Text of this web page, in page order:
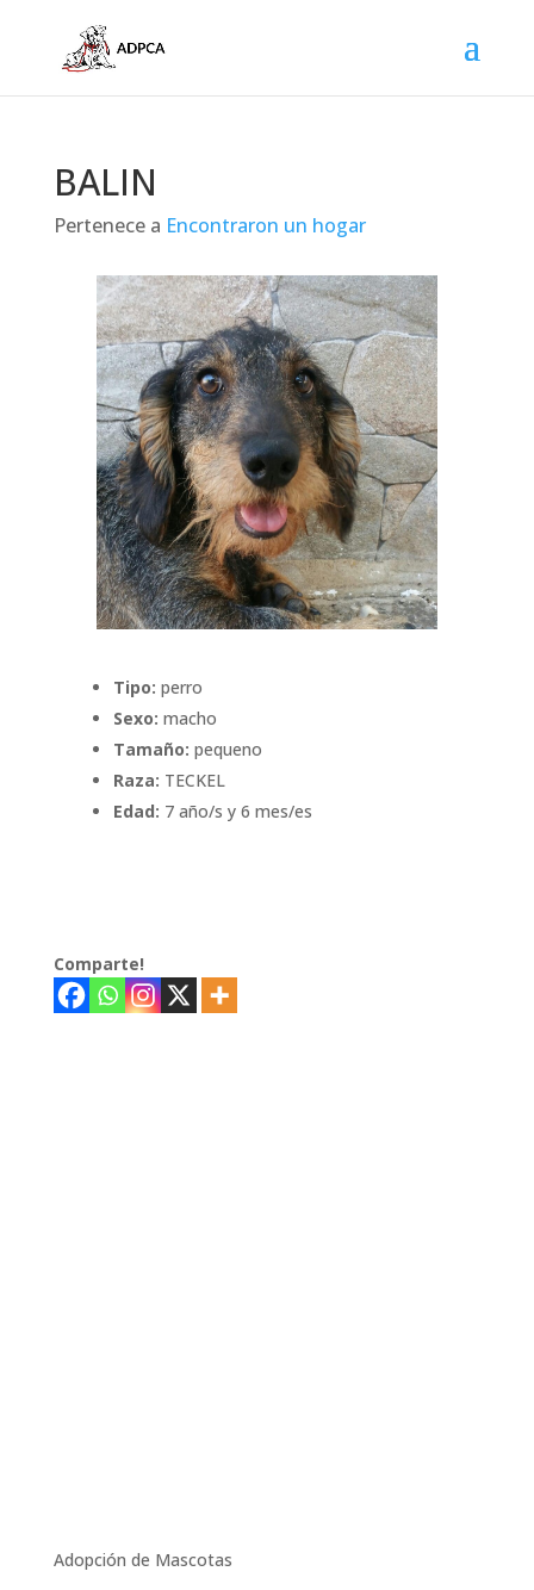
BALIN
Pertenece a Encontraron un hogar
Tipo: perro
Sexo: macho
Tamaño: pequeno
Raza: TECKEL
Edad: 7 año/s y 6 mes/es
Comparte!
Adopción de Mascotas